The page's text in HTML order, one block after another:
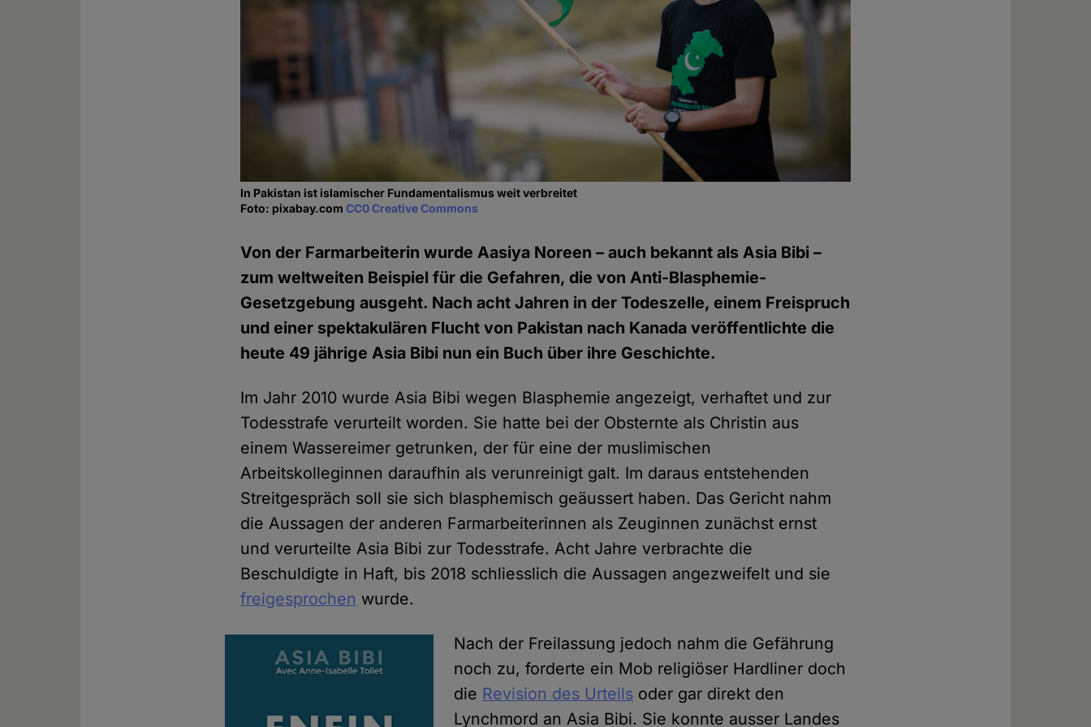
In Pakistan ist islamischer Fundamentalismus weit verbreitet
Foto: pixabay.comCC0 Creative Commons
Von der Farmarbeiterin wurde Aasiya Noreen – auch bekannt als Asia Bibi –
zum weltweiten Beispiel für die Gefahren, die von Anti-Blasphemie-
Gesetzgebung ausgeht. Nach acht Jahren in der Todeszelle, einem Freispruch
und einer spektakulären Flucht von Pakistan nach Kanada veröffentlichte die
heute 49 jährige Asia Bibi nun ein Buch über ihre Geschichte.
Im Jahr 2010 wurde Asia Bibi wegen Blasphemie angezeigt, verhaftet und zur
Todesstrafe verurteilt worden. Sie hatte bei der Obsternte als Christin aus
einem Wassereimer getrunken, der für eine der muslimischen
Arbeitskolleginnen daraufhin als verunreinigt galt. Im daraus entstehenden
Streitgespräch soll sie sich blasphemisch geäussert haben. Das Gericht nahm
die Aussagen der anderen Farmarbeiterinnen als Zeuginnen zunächst ernst
und verurteilte Asia Bibi zur Todesstrafe. Acht Jahre verbrachte die
Beschuldigte in Haft, bis 2018 schliesslich die Aussagen angezweifelt und sie
freigesprochen wurde.
Nach der Freilassung jedoch nahm die Gefährung
noch zu, forderte ein Mob religiöser Hardliner doch
die Revision des Urteils oder gar direkt den
Lynchmord an Asia Bibi. Sie konnte ausser Landes